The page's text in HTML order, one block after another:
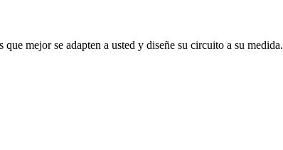
mejor se adapten a usted y diseñe su circuito a su medida.